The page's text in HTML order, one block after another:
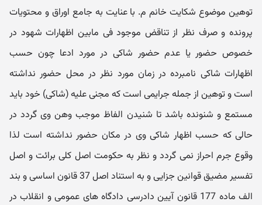
توهین موضوع شکایت خانم م. با عنایت به جامع اوراق و محتویات
پرونده و صرف نظر از تناقض موجود فی مابین اظهارات شهود در
خصوص حضور یا عدم حضور شاکی در مورد ادعا چون حسب
اظهارات شاکی نامبرده در زمان مورد نظر در محل حضور نداشته
است و توهین از جمله جرایمی است که مجنی علیه (شاکی) خود باید
مستمع و شنونده باشد تا شنیدن الفاظ موجب وهن وی گردد در
حالی که حسب اظهار شاکی وی در مکان حضور نداشته است لذا
وقوع جرم احراز نمی گردد و نظر به حکومت اصل کلی برائت و اصل
تفسیر مضیق قوانین جزایی و به استناد اصل 37 قانون اساسی و بند
الف ماده 177 قانون آیین دادرسی دادگاه های عمومی و انقلاب در